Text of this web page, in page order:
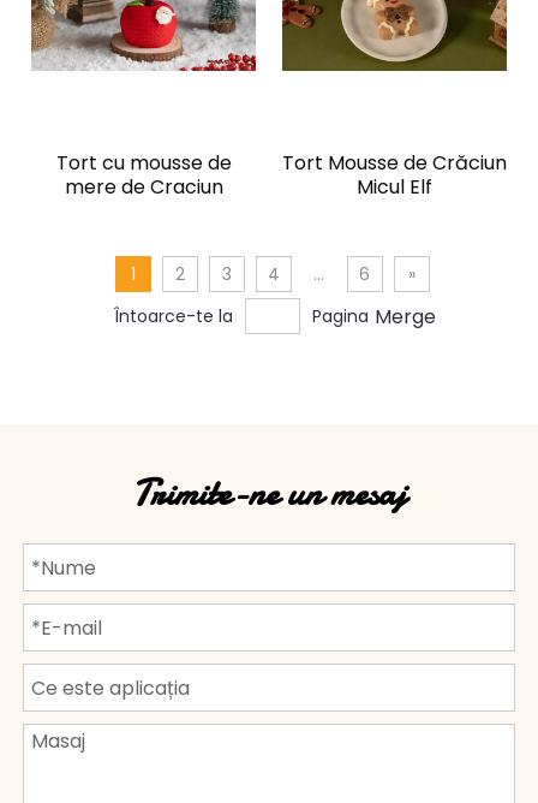
Tort cu mousse de
mere de Craciun
Tort Mousse de Crăciun
Micul Elf
1 2 3 4 ... 6
»
Întoarce-te la
Pagina Merge
Trimite-ne un mesaj